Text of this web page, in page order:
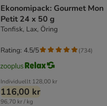
Ekonomipack: Gourmet Mon
Petit 24 x 50 g
Tonfisk, Lax, Öring
Individuellt 128,00 kr
116,00 kr
96,70 kr / kg
Rating: 4.5/5 (734)